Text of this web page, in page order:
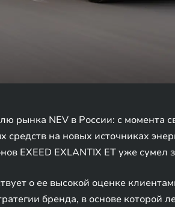
рынка NEV в России: с момента
средств на новых источниках
EXEED EXLANTIX ET уже
о ее высокой оценке
бренда, в основе которой